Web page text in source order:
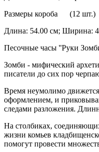
Размеры короба (12 шт.)
Длина: 54.00 см; Ширина:
Песочные часы ''Руки
Зомби - мифический
писатели до сих пор
Время неумолимо
оформлением, и
следами разложения.
На столбиках,
жизни комьев
помогут провести